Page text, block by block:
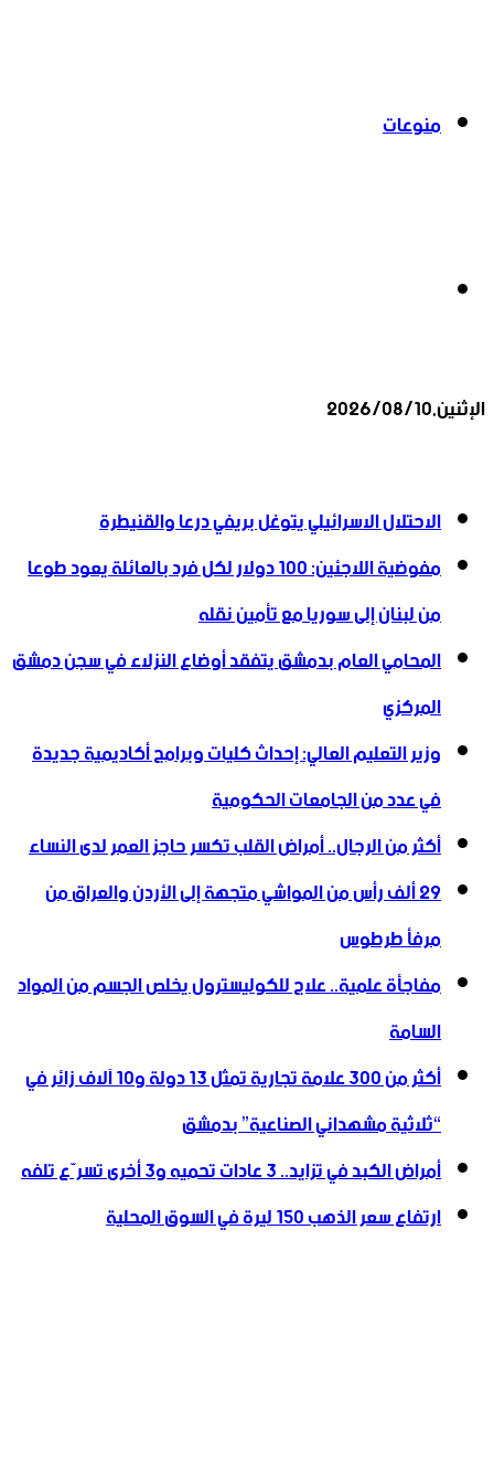
منوعات
الإثنين,2026/08/10
الاحتلال الاسرائيلي يتوغل بريفي درعا والقنيطرة
مفوضية اللاجئين: 100 دولار لكل فرد بالعائلة يعود طوعا
من لبنان إلى سوريا مع تأمين نقله
المحامي العام بدمشق يتفقد أوضاع النزلاء في سجن دمشق
المركزي
وزير التعليم العالي: إحداث كليات وبرامج أكاديمية جديدة
في عدد من الجامعات الحكومية
أكثر من الرجال.. أمراض القلب تكسر حاجز العمر لدى النساء
29 ألف رأس من المواشي متجهة إلى الأردن ‏والعراق من
مرفأ طرطوس
مفاجأة علمية.. علاج للكوليسترول يخلص الجسم من المواد
السامة
أكثر من 300 علامة تجارية تمثل 13 دولة و10 آلاف زائر في
“ثلاثية ‏مشهداني الصناعية” بدمشق
أمراض الكبد في تزايد.. 3 عادات تحميه و3 أخرى تسرّع تلفه
ارتفاع سعر الذهب 150 ليرة في السوق المحلية‎